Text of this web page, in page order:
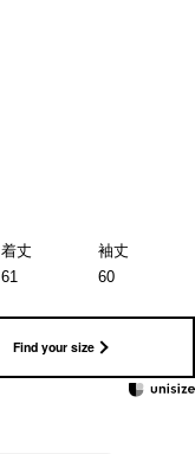
着丈
袖丈
61
60
Find your size